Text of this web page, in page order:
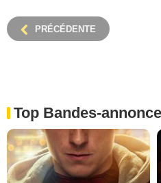
PRÉCÉDENTE
Top Bandes-